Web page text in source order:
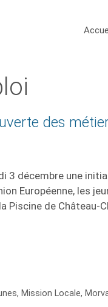
des
3 décembre une
Européenne, les
Piscine de
, Mission Locale,